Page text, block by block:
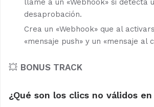
desaprobación.
Crea un «Webhook» que al
«mensaje push» y un «mensaje al
💥 BONUS TRACK
¿Qué son los clics no válidos